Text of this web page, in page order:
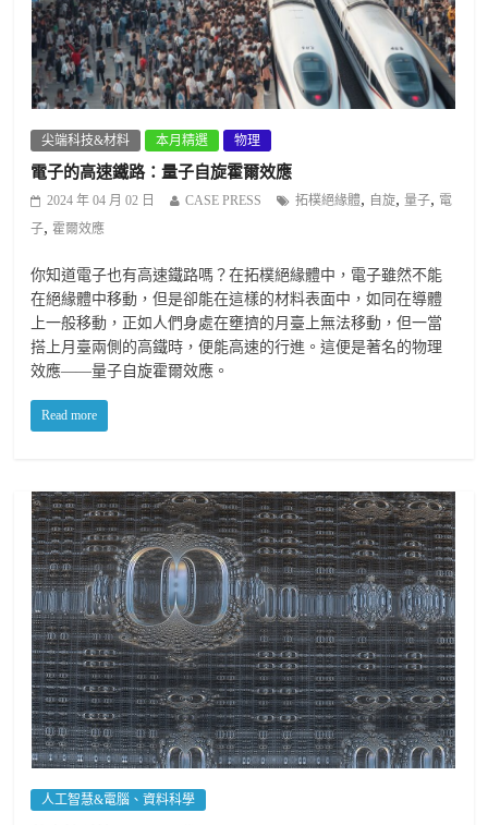
尖端科技&材料 本月精選 物理
電子的高速鐵路：量子自旋霍爾效應
2024 年 04 月 02 日 CASE PRESS 拓樸絕緣體, 自旋,量子, 電
子, 霍爾效應
你知道電子也有高速鐵路嗎？在拓樸絕緣體中，電子雖然不能
在絕緣體中移動，但是卻能在這樣的材料表面中，如同在導體
上一般移動，正如人們身處在壅擠的月臺上無法移動，但一當
搭上月臺兩側的高鐵時，便能高速的行進。這便是著名的物理
效應——量子自旋霍爾效應。
Read more
人工智慧&電腦、資料科學